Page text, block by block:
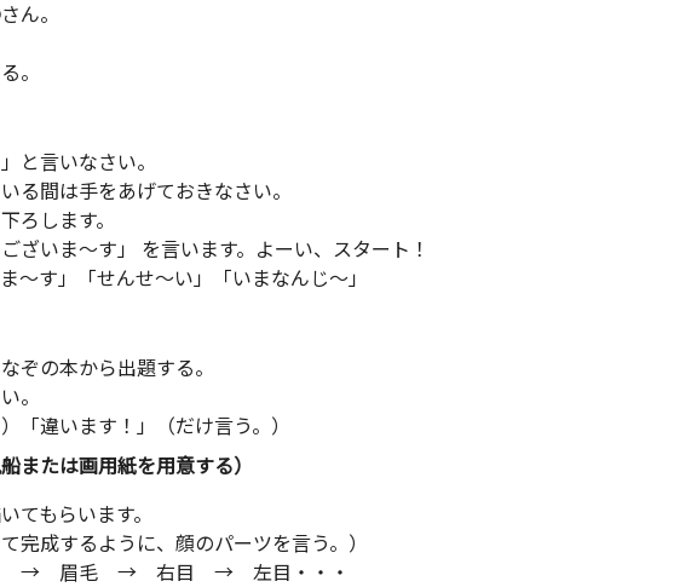
ん。
。
と言いなさい。
る間は手をあげておきなさい。
ろします。
ざいま～す」 を言います。よーい、スタート！
～す」「せんせ～い」「いまなんじ～」
ぞの本から出題する。
。
「違います！」（だけ言う。）
または画用紙を用意する）
てもらいます。
完成するように、顔のパーツを言う。）
毛 → 右目 → 左目・・・